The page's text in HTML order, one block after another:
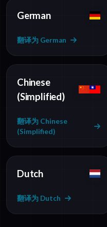
German
翻译为 German
Chinese
(Simplified)
翻译为 Chinese
(Simplified)
Dutch
翻译为 Dutch